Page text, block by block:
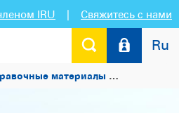
IRU | Свяжитесь с нами
Ru
материалы